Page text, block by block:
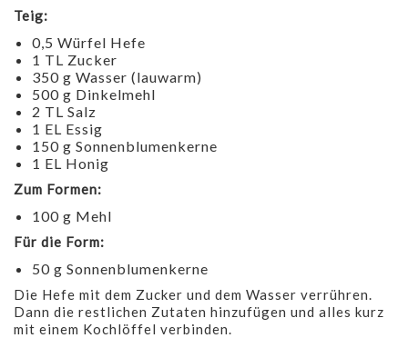
Teig:
0,5 Würfel Hefe
1 TL Zucker
350 g Wasser (lauwarm)
500 g Dinkelmehl
2 TL Salz
1 EL Essig
150 g Sonnenblumenkerne
1 EL Honig
Zum Formen:
100 g Mehl
Für die Form:
50 g Sonnenblumenkerne
Die Hefe mit dem Zucker und dem Wasser verrühren.
Dann die restlichen Zutaten hinzufügen und alles kurz
mit einem Kochlöffel verbinden.